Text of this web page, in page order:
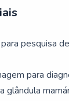
pesquisa
para
glândula